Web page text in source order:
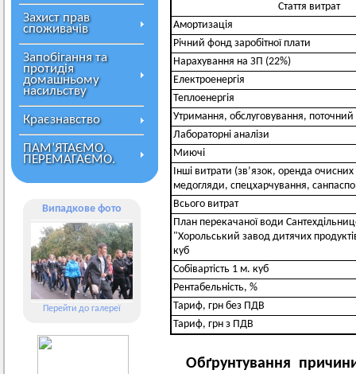
Захист прав
споживачів
Запобігання та
протидія
домашньому
насильству
Краєзнавство
ПАМ’ЯТАЄМО.
ПЕРЕМАГАЄМО.
Випадкове фото
Перейти до галереї
Стаття витрат
Амортизація
Річний фонд заробітної плати
Нарахування на ЗП (22%)
Електроенергія
Теплоенергія
Утримання, обслуговування,
Лабораторні аналізи
Миючі
Інші витрати (зв’язок, оренда
медогляди, спецхарчування,
Всього витрат
План перекачаної води
"Хорольський завод дитячих
куб
Собівартість 1 м. куб
Рентабельність, %
Тариф, грн без ПДВ
Тариф, грн з ПДВ
Обґрунтування